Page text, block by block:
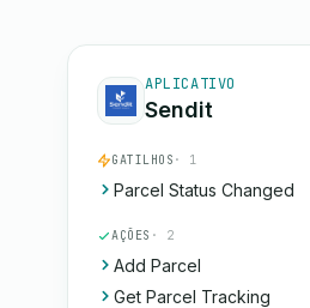
APLICATIVO
Sendit
GATILHOS · 1
Parcel Status Changed
AÇÕES · 2
Add Parcel
Get Parcel Tracking